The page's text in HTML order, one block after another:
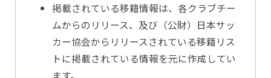
掲載されている移籍情報は、各クラブチー
ムからのリリース、及び（公財）日本サッ
カー協会からリリースされている移籍リス
トに掲載されている情報を元に作成してい